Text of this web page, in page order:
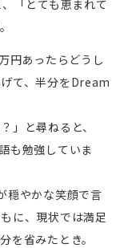
「とても恵まれて
円あったらどうし
て、半分をDream
」と尋ねると、
も勉強していま
穏やかな笑顔で言
に、現状では満足
を省みたとき。